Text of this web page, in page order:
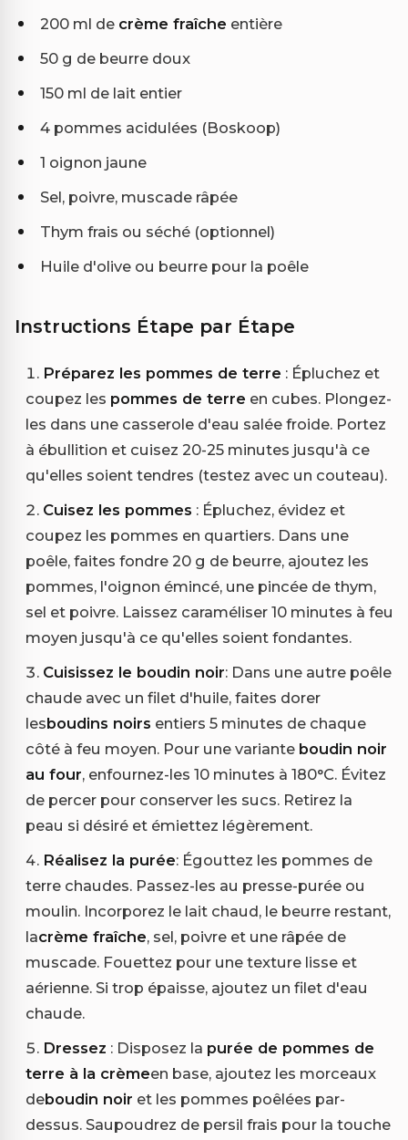
200 ml de crème fraîche entière
50 g de beurre doux
150 ml de lait entier
4 pommes acidulées (Boskoop)
1 oignon jaune
Sel, poivre, muscade râpée
Thym frais ou séché (optionnel)
Huile d'olive ou beurre pour la poêle
Instructions Étape par Étape
Préparez les pommes de terre : Épluchez et
coupez les pommes de terre en cubes. Plongez-
les dans une casserole d'eau salée froide. Portez
à ébullition et cuisez 20-25 minutes jusqu'à ce
qu'elles soient tendres (testez avec un couteau).
Cuisez les pommes : Épluchez, évidez et
coupez les pommes en quartiers. Dans une
poêle, faites fondre 20 g de beurre, ajoutez les
pommes, l'oignon émincé, une pincée de thym,
sel et poivre. Laissez caraméliser 10 minutes à feu
moyen jusqu'à ce qu'elles soient fondantes.
Cuisissez le boudin noir: Dans une autre poêle
chaude avec un filet d'huile, faites dorer
lesboudins noirs entiers 5 minutes de chaque
côté à feu moyen. Pour une variante boudin noir
au four, enfournez-les 10 minutes à 180°C. Évitez
de percer pour conserver les sucs. Retirez la
peau si désiré et émiettez légèrement.
Réalisez la purée: Égouttez les pommes de
terre chaudes. Passez-les au presse-purée ou
moulin. Incorporez le lait chaud, le beurre restant,
lacrème fraîche, sel, poivre et une râpée de
muscade. Fouettez pour une texture lisse et
aérienne. Si trop épaisse, ajoutez un filet d'eau
chaude.
Dressez : Disposez la purée de pommes de
terre à la crèmeen base, ajoutez les morceaux
deboudin noir et les pommes poêlées par-
dessus. Saupoudrez de persil frais pour la touche